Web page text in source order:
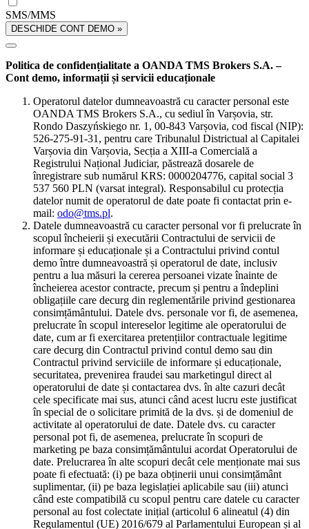
SMS/MMS
DESCHIDE CONT DEMO »
Politica de confidențialitate a OANDA TMS Brokers S.A. –
Cont demo, informații și servicii educaționale
Operatorul datelor dumneavoastră cu caracter personal este
OANDA TMS Brokers S.A., cu sediul în Varșovia, str.
Rondo Daszyńskiego nr. 1, 00-843 Varșovia, cod fiscal (NIP):
526-275-91-31, pentru care Tribunalul Districtual al Capitalei
Varșovia din Varșovia, Secția a XIII-a Comercială a
Registrului Național Judiciar, păstrează dosarele de
înregistrare sub numărul KRS: 0000204776, capital social 3
537 560 PLN (varsat integral). Responsabilul cu protecția
datelor numit de operatorul de date poate fi contactat prin e-
mail: odo@tms.pl.
Datele dumneavoastră cu caracter personal vor fi prelucrate în
scopul încheierii și executării Contractului de servicii de
informare și educaționale și a Contractului privind contul
demo între dumneavoastră și operatorul de date, inclusiv
pentru a lua măsuri la cererea persoanei vizate înainte de
încheierea acestor contracte, precum și pentru a îndeplini
obligațiile care decurg din reglementările privind gestionarea
consimțământului. Datele dvs. personale vor fi, de asemenea,
prelucrate în scopul intereselor legitime ale operatorului de
date, cum ar fi exercitarea pretențiilor contractuale legitime
care decurg din Contractul privind contul demo sau din
Contractul privind serviciile de informare și educaționale,
securitatea, prevenirea fraudei sau marketingul direct al
operatorului de date și contactarea dvs. în alte cazuri decât
cele specificate mai sus, atunci când acest lucru este justificat
în special de o solicitare primită de la dvs. și de domeniul de
activitate al operatorului de date. Datele dvs. cu caracter
personal pot fi, de asemenea, prelucrate în scopuri de
marketing pe baza consimțământului acordat Operatorului de
date. Prelucrarea în alte scopuri decât cele menționate mai sus
poate fi efectuată: (i) pe baza obținerii unui consimțământ
suplimentar, (ii) pe baza legislației aplicabile sau (iii) atunci
când este compatibilă cu scopul pentru care datele cu caracter
personal au fost colectate inițial (articolul 6 alineatul (4) din
Regulamentul (UE) 2016/679 al Parlamentului European și al